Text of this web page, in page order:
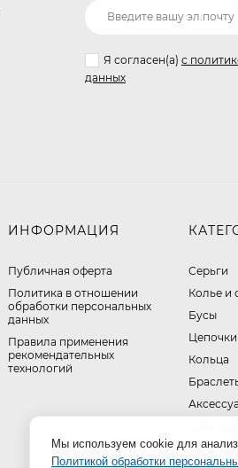
Я согласен(a) с
данных
ИНФОРМАЦИЯ
Публичная оферта
​Политика в отношении
обработки персональных
данных
Правила применения
рекомендательных
технологий
Серьги
Колье и
Бусы
Цепочки
Кольца
Мы используем cookie для
Политикой обработки